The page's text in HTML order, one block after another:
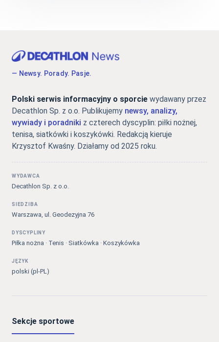
— Newsy. Porady. Pasje.
Polski serwis informacyjny o sporcie wydawany przez
Decathlon Sp. z o.o. Publikujemy newsy, analizy,
wywiady i poradniki z czterech dyscyplin: piłki nożnej,
tenisa, siatkówki i koszykówki. Redakcją kieruje
Krzysztof Kwaśny. Działamy od 2025 roku.
WYDAWCA
Decathlon Sp. z o.o.
SIEDZIBA
Warszawa, ul. Geodezyjna 76
DYSCYPLINY
Piłka nożna · Tenis · Siatkówka · Koszykówka
JĘZYK
polski (pl-PL)
Sekcje sportowe